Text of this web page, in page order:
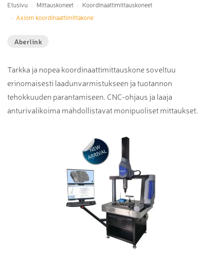
Etusivu Mittauskoneet
Koordinaattimittauskoneet
Axiom koordinaattimittakone
Aberlink
Tarkka ja nopea koordinaattimittauskone soveltuu
erinomaisesti laadunvarmistukseen ja tuotannon
tehokkuuden parantamiseen. CNC-ohjaus ja laaja
anturivalikoima mahdollistavat monipuoliset mittaukset.